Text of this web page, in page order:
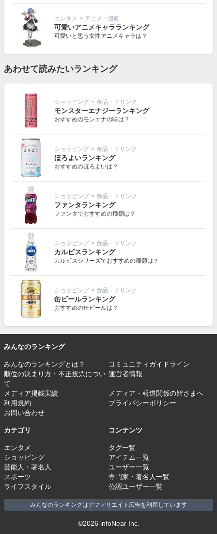
エンタメ > アニメ・漫画
可愛いアニメキャラランキング
可愛いと思う女性アニメキャラは？
あわせて読みたいランキング
ショッピング > 食品・ドリンク
モンスターエナジーランキング
おすすめのモンエナの味は？
ショッピング > 食品・ドリンク
ほろよいランキング
おすすめのほろよいは？
ショッピング > 食品・ドリンク
ファンタランキング
ファンタでおすすめの種類は？
ショッピング > 食品・ドリンク
カルピスランキング
カルピスシリーズでおすすめの種類は？
ショッピング > 食品・ドリンク
缶ビールランキング
おすすめの缶ビールは？
みんなのランキング
みんなのランキングとは？
コミュニティガイドライン
順位の決まり方・不正投票につい
て
運営者情報
メディア掲載実績
メディア・報道関係の皆さまへ
利用規約
プライバシーポリシー
お問い合わせ
カテゴリ
エンタメ
ショッピング
芸能人・著名人
スポーツ
ライフスタイル
コンテンツ
タグ一覧
アイテム一覧
ユーザー一覧
専門家・著名人一覧
公認ユーザー一覧
みんなのランキングはアフィリエイト広告を利用しています
©2026 infoNear Inc.